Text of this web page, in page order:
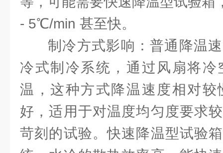
- 5℃/min 甚至快。
制冷方式影响：普通降温
冷式制冷系统，通过风扇将
温，这种方式降温速度相对较
好，适用于对温度均匀度要求
苛刻的试验。快速降温型试验